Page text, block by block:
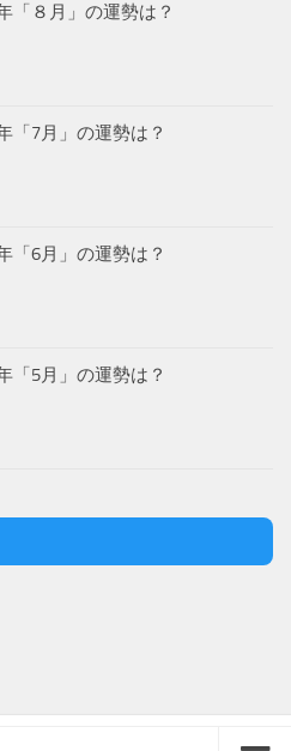
「８月」の運勢は？
「7月」の運勢は？
「6月」の運勢は？
「5月」の運勢は？